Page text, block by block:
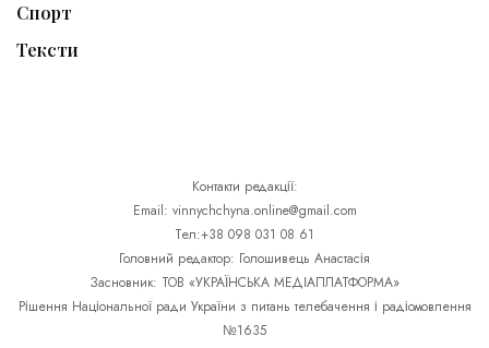
Спорт
Тексти
Контакти редакції:
Email: vinnychchyna.online@gmail.com
Тел:+38 098 031 08 61
Головний редактор: Голошивець Анастасія
Засновник: ТОВ «УКРАЇНСЬКА МЕДІАПЛАТФОРМА»
Рішення Національної ради України з питань телебачення і радіомовлення
№1635